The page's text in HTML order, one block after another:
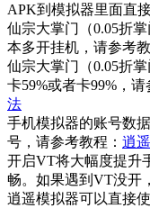
APK到模拟器里面直接
仙宗大掌门（0.05折
本多开挂机，请参考教
仙宗大掌门（0.05折
卡59%或者卡99%，请
法
手机模拟器的账号数
号，请参考教程： 逍
开启VT将大幅度提升
畅。如果遇到VT没开
逍遥模拟器可以直接